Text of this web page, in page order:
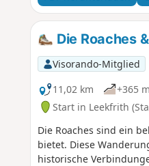
Die Roaches
Visorando-Mitglied
11,02 km
+365 m
Start in Leekfrith
Die Roaches sind ein
bietet. Diese
historische